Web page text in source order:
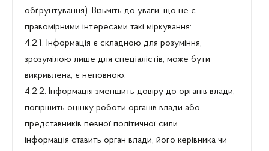
обґрунтування). Візьміть до уваги, що не є
правомірними інтересами такі міркування:
4.2.1. Інформація є складною для розуміння,
зрозумілою лише для спеціалістів, може бути
викривлена, є неповною.
4.2.2. Інформація зменшить довіру до органів влади,
погіршить оцінку роботи органів влади або
представників певної політичної сили.
інформація ставить орган влади, його керівника чи